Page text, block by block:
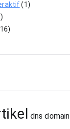
(1)
dns domain